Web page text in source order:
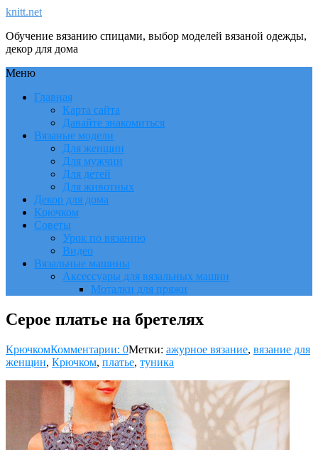
knitt.net
Обучение вязанию спицами, выбор моделей вязаной одежды,
декор для дома
Меню
Главная
Карта сайта
Давайте знакомиться
Вязаные модели
Для женщин
Для мужчин
Для детей
Для животных
Декор для дома
Крючком
Советы
Урок по вязанию
Видео
Вязальные машины
Аксессуары для вязальных машин
Моталки для пряжи
Серое платье на бретелях
КрючкомКомментарии: 0Метки: ажурное вязание, вязание для
женщин, Крючком, платье, туника